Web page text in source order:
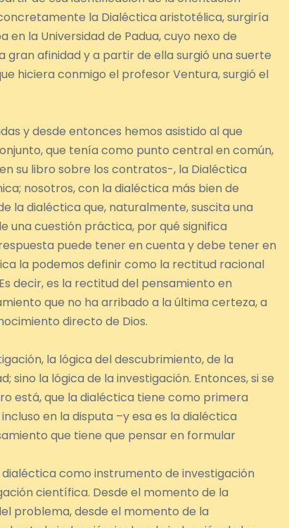
la Dialéctica aristotélica, surgiría
la Universidad de Padua, cuyo nexo de
gran afinidad y a partir de ella surgió una suerte
hiciera conmigo el profesor Ventura, surgió el
y desde entonces hemos asistido al que
que tenía como punto central en común,
su libro sobre los contratos-, la Dialéctica
nosotros, con la dialéctica más bien de
la dialéctica que, naturalmente, suscita una
una cuestión práctica, por qué significa
puede tener en cuenta y debe tener en
la podemos definir como la rectitud racional
decir, es la rectitud del pensamiento en
que no ha arribado a la última certeza, a
directo de Dios.
la lógica del descubrimiento, de la
sino la lógica de la investigación. Entonces, si se
está, que la dialéctica tiene como primera
en la disputa –y esa es la dialéctica
que tiene que pensar en formular
como instrumento de investigación
científica. Desde el momento de la
problema, desde el momento de la